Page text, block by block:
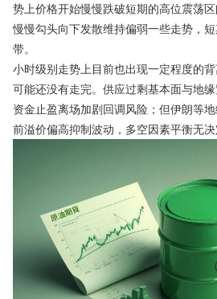
势上价格开始慢慢跌破短期的高位震荡
慢慢勾头向下发散维持偏弱一些走势，
带。
小时级别走势上目前也出现一定程度的
可能还没有走完。供应过剩基本面与地
资金止盈离场加剧回调风险；但伊朗等
前溢价偏高抑制波动，多空因素平衡无决